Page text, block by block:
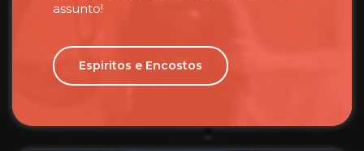
assunto!
Espiritos e Encostos